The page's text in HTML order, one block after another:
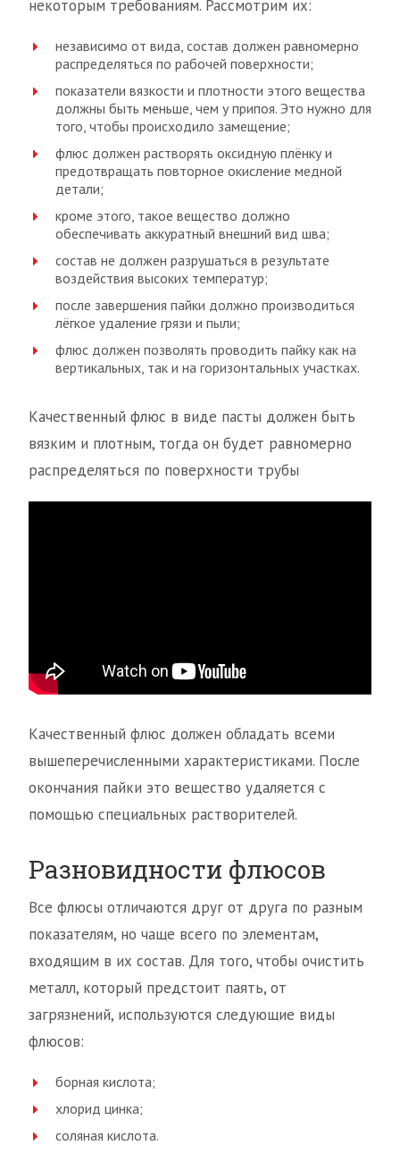
некоторым требованиям. Рассмотрим их:
независимо от вида, состав должен равномерно
распределяться по рабочей поверхности;
показатели вязкости и плотности этого вещества
должны быть меньше, чем у припоя. Это нужно для
того, чтобы происходило замещение;
флюс должен растворять оксидную плёнку и
предотвращать повторное окисление медной
детали;
кроме этого, такое вещество должно
обеспечивать аккуратный внешний вид шва;
состав не должен разрушаться в результате
воздействия высоких температур;
после завершения пайки должно производиться
лёгкое удаление грязи и пыли;
флюс должен позволять проводить пайку как на
вертикальных, так и на горизонтальных участках.
Качественный флюс в виде пасты должен быть
вязким и плотным, тогда он будет равномерно
распределяться по поверхности трубы
Качественный флюс должен обладать всеми
вышеперечисленными характеристиками. После
окончания пайки это вещество удаляется с
помощью специальных растворителей.
Разновидности флюсов
Все флюсы отличаются друг от друга по разным
показателям, но чаще всего по элементам,
входящим в их состав. Для того, чтобы очистить
металл, который предстоит паять, от
загрязнений, используются следующие виды
флюсов:
борная кислота;
хлорид цинка;
соляная кислота.